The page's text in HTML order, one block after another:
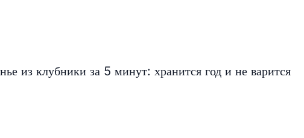
из клубники за 5 минут: хранится год и не варится